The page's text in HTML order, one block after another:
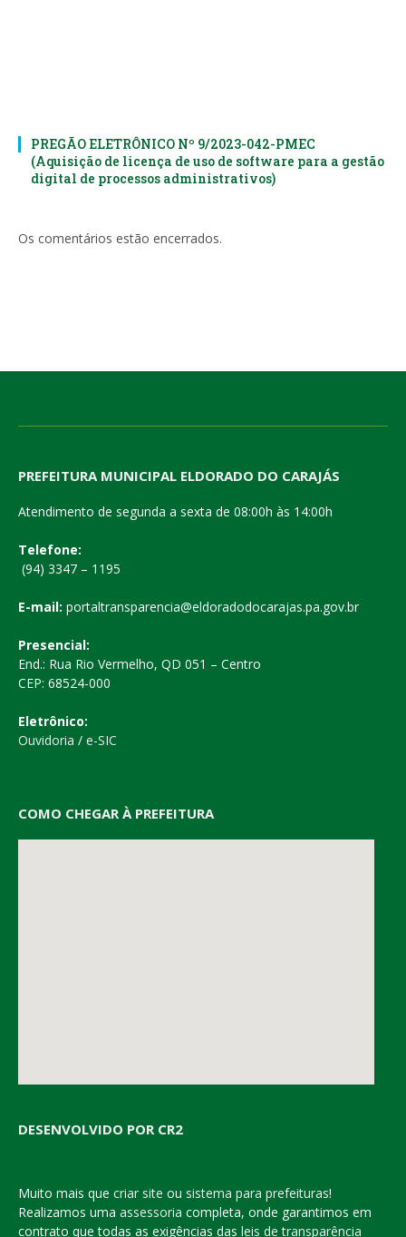
PREGÃO ELETRÔNICO Nº 9/2023-042-PMEC
(Aquisição de licença de uso de software para a gestão
digital de processos administrativos)
Os comentários estão encerrados.
PREFEITURA MUNICIPAL ELDORADO DO CARAJÁS
Atendimento de segunda a sexta de 08:00h às 14:00h
Telefone:
(94) 3347 – 1195
E-mail: portaltransparencia@eldoradodocarajas.pa.gov.br
Presencial:
End.: Rua Rio Vermelho, QD 051 – Centro
CEP: 68524-000
Eletrônico:
Ouvidoria / e-SIC
COMO CHEGAR À PREFEITURA
DESENVOLVIDO POR CR2
Muito mais que criar site ou sistema para prefeituras!
Realizamos uma assessoria completa, onde garantimos em
contrato que todas as exigências das leis de transparência